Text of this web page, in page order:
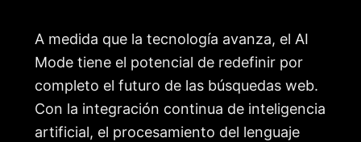
A medida que la tecnología avanza, el AI
Mode tiene el potencial de redefinir por
completo el futuro de las búsquedas web.
Con la integración continua de inteligencia
artificial, el procesamiento del lenguaje